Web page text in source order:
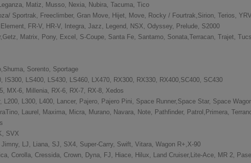
Matiz, Musso, Nexia, Nubira, Tacuma, Tico
Sportrak, Freeclimber, Gran Move, Hijet, Move, Rocky / Fourtrak,Sirion, Terios,
FR-V, HR-V, Integra, Jazz, Legend, NSX, Odyssey, Prelude, S2000
Matrix, Pony, Excel, S-Coupe, Santa Fe, Santamo, Sonata,Terracan, Trajet,
Sorento, Sportage
LS400, LS430, LS460, LX470, RX300, RX330, RX400,SC400, SC430
MX-6, Millenia, RX-6, RX-7, RX-8, Xedos
L300, L400, Lancer, Pajero, Pajero Pini, Space Runner,Space Star, Space
Laurel, Maxima, Micra, Murano, Navara, Note, Pathfinder, Patrol,Primera,
SVX
LJ, Liana, SJ, SX4, Super-Carry, Swift, Vitara, Wagon R+,X-90
Corolla, Cressida, Crown, Dyna, FJ, Hiace, Hilux, Land Cruiser,Lite-Ace, MR 2,